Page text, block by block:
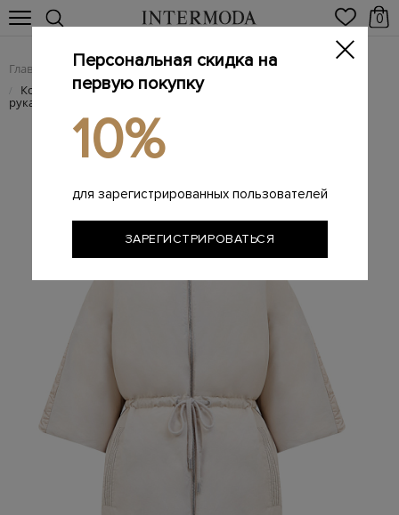
0
Главная Женщинам / SALE
/ Комбинированная куртка с пуховым утеплителем и
рукавами ¾
Персональная скидка на
первую покупку
10%
для зарегистрированных пользователей
ЗАРЕГИСТРИРОВАТЬСЯ